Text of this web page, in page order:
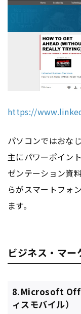
https://
パソコンではおな
主にパワーポイン
ゼンテーション資
らがスマートフォン
ます。
ビジネス・マ
8.Microsoft
ィスモバイル）